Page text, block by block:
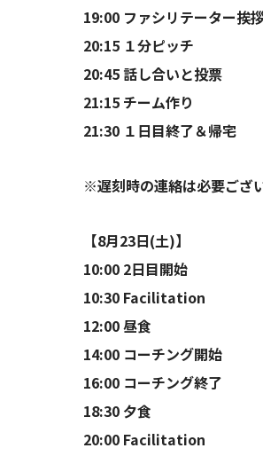
19:00 ファシリテーター挨
20:15 １分ピッチ
20:45 話し合いと投票
21:15 チーム作り
21:30 １日目終了＆帰宅
※遅刻時の連絡は必要ござ
【8月23日(土)】
10:00 2日目開始
10:30 Facilitation
12:00 昼食
14:00 コーチング開始
16:00 コーチング終了
18:30 夕食
20:00 Facilitation